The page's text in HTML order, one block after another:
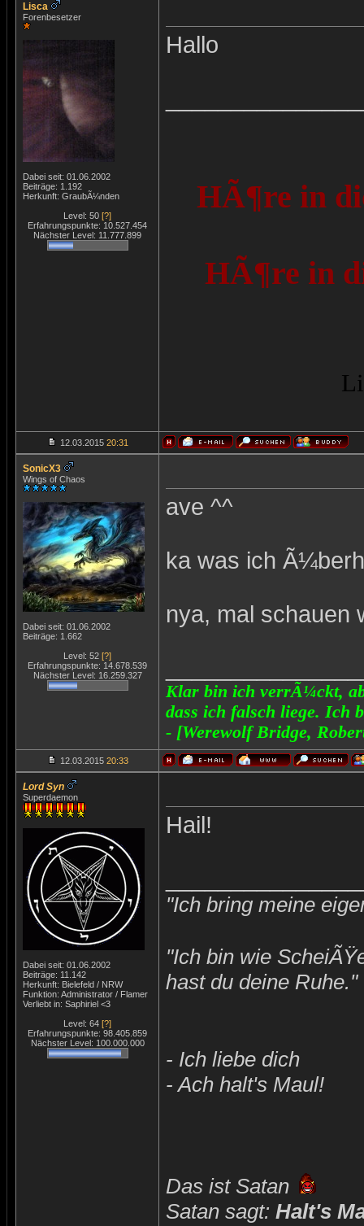
Lisca
Forenbesetzer
Dabei seit: 01.06.2002
Beiträge: 1.192
Herkunft: GraubÃ¼nden
Level: 50 [?]
Erfahrungspunkte: 10.527.454
Nächster Level: 11.777.899
Hallo
HÃ¶re in
HÃ¶re in
12.03.2015 20:31
SonicX3
Wings of Chaos
Dabei seit: 01.06.2002
Beiträge: 1.662
Level: 52 [?]
Erfahrungspunkte: 14.678.539
Nächster Level: 16.259.327
ave ^^
ka was ich
nya, mal schauen
Klar bin ich verrÃ¼ckt,
dass ich falsch liege. Ich
- [Werewolf Bridge,
12.03.2015 20:33
Lord Syn
Superdaemon
Dabei seit: 01.06.2002
Beiträge: 11.142
Herkunft: Bielefeld / NRW
Funktion: Administrator / Flamer
Verliebt in: Saphiriel <3
Level: 64 [?]
Erfahrungspunkte: 98.405.859
Nächster Level: 100.000.000
Hail!
"Ich bring meine
"Ich bin wie
hast du deine
- Ich liebe dich
- Ach halt's Maul!
Das ist Satan
Satan sagt: Halt's